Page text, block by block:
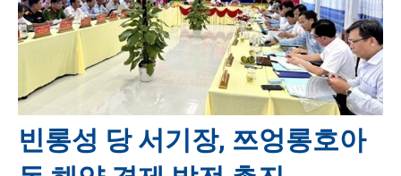
빈롱성 당 서기장, 쯔엉롱호아